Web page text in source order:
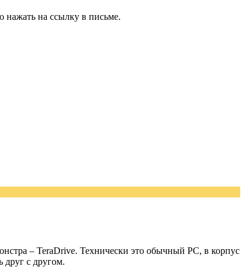
нажать на ссылку в письме.
– TeraDrive. Технически это обычный PC, в корпус
друг с другом.